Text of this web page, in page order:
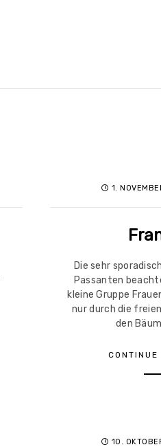
1.
Die sehr
Passanten
kleine Gruppe
nur durch die
den
CONTINUE
10.